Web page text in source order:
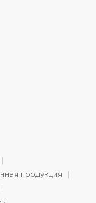
продукция